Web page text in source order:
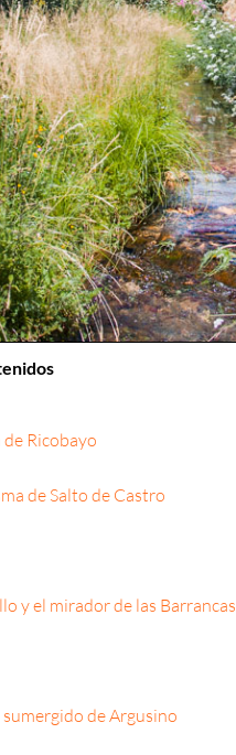
Ricobayo
de Salto de Castro
y el mirador de las Barrancas
de Argusino